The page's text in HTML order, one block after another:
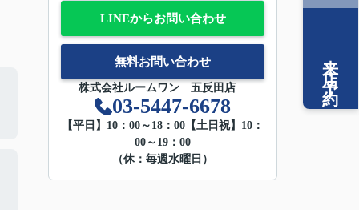
LINEからお問い合わせ
無料お問い合わせ
株式会社ルームワン 五反田店
03-5447-6678
【平日】10：00～18：00【土日祝】10：
00～19：00
（休：毎週水曜日）
来店予約